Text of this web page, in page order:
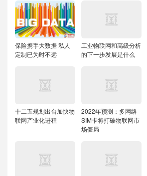
保险携手大数据 私人
定制已为时不远
工业物联网和高级分析
的下一步发展是什么
十二五规划出台加快物
联网产业化进程
2022年预测：多网络
SIM卡将打破物联网市
场僵局